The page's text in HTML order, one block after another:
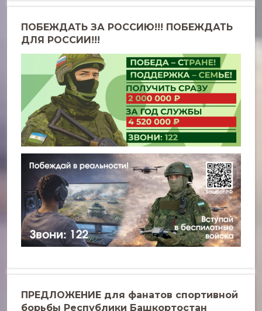
ПОБЕЖДАТЬ ЗА РОССИЮ!!! ПОБЕЖДАТЬ
ДЛЯ РОССИИ!!!
ПРЕДЛОЖЕНИЕ для фанатов спортивной
борьбы Республики Башкортостан